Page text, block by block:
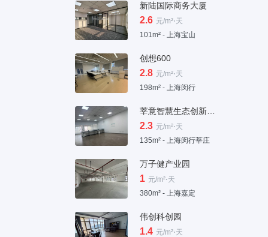
新陆国际商务大厦
2.6 元/m²⋅天
101m² - 上海宝山
创想600
2.8 元/m²⋅天
198m² - 上海闵行
2.3 元/m²⋅天
135m² - 上海闵行莘庄
万子健产业园
1 元/m²⋅天
380m² - 上海嘉定
伟创科创园
1.4 元/m²⋅天